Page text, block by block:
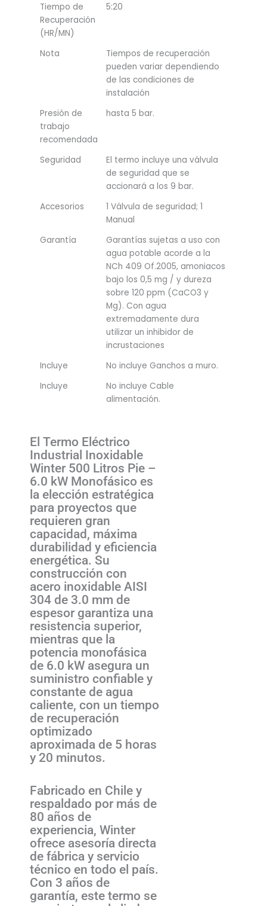
Tiempo de
Recuperación
(HR/MN)
5:20
Nota
Tiempos de recuperación
pueden variar dependiendo
de las condiciones de
instalación
Presión de
trabajo
recomendada
hasta 5 bar.
Seguridad
El termo incluye una válvula
de seguridad que se
accionará a los 9 bar.
Accesorios
1 Válvula de seguridad; 1
Manual
Garantía
Garantías sujetas a uso con
agua potable acorde a la
NCh 409 Of.2005, amoniacos
bajo los 0,5 mg / y dureza
sobre 120 ppm (CaCO3 y
Mg). Con agua
extremadamente dura
utilizar un inhibidor de
incrustaciones
Incluye
No incluye Ganchos a muro.
Incluye
No incluye Cable
alimentación.
El Termo Eléctrico
Industrial Inoxidable
Winter 500 Litros Pie –
6.0 kW Monofásico es
la elección estratégica
para proyectos que
requieren gran
capacidad, máxima
durabilidad y eficiencia
energética. Su
construcción con
acero inoxidable AISI
304 de 3.0 mm de
espesor garantiza una
resistencia superior,
mientras que la
potencia monofásica
de 6.0 kW asegura un
suministro confiable y
constante de agua
caliente, con un tiempo
de recuperación
optimizado
aproximada de 5 horas
y 20 minutos.
Fabricado en Chile y
respaldado por más de
80 años de
experiencia, Winter
ofrece asesoría directa
de fábrica y servicio
técnico en todo el país.
Con 3 años de
garantía, este termo se